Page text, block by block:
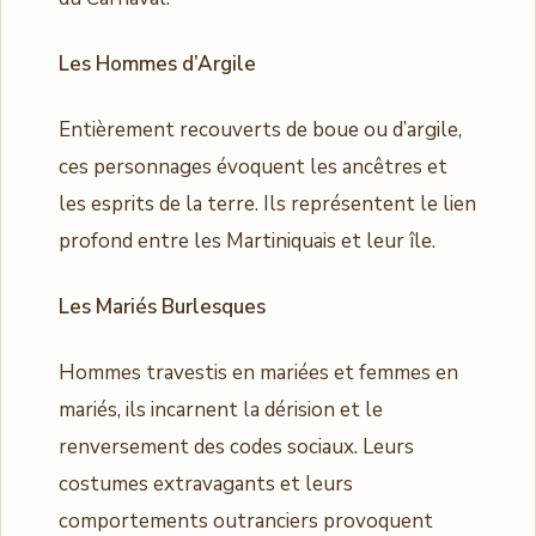
Les Hommes d’Argile
Entièrement recouverts de boue ou d’argile,
ces personnages évoquent les ancêtres et
les esprits de la terre. Ils représentent le lien
profond entre les Martiniquais et leur île.
Les Mariés Burlesques
Hommes travestis en mariées et femmes en
mariés, ils incarnent la dérision et le
renversement des codes sociaux. Leurs
costumes extravagants et leurs
comportements outranciers provoquent